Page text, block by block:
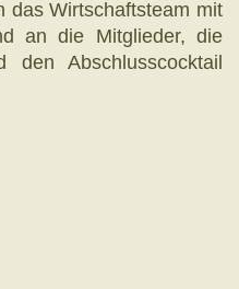
das Wirtschaftsteam mit
an die Mitglieder, die
Abschlusscocktail